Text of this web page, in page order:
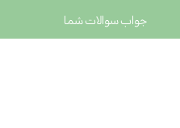
جواب سوالات شما